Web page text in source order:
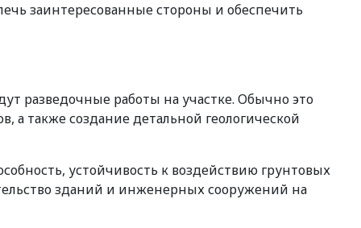
заинтересованные стороны и обеспечить
разведочные работы на участке. Обычно это
а также создание детальной геологической
устойчивость к воздействию грунтовых
зданий и инженерных сооружений на